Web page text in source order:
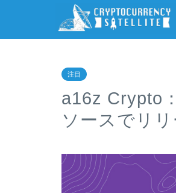
注目
a16z Crypto
ソースでリリ